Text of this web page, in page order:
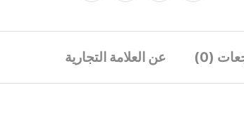
(0) عن العلامة التجارية